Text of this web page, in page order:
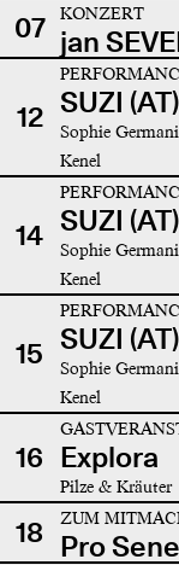
07
KONZERT
jan
12 SUZI (AT)
Sophie
Kenel
14 SUZI (AT)
Sophie
Kenel
15 SUZI (AT)
Sophie
Kenel
16 Explora
Pilze & Kräuter
18 ZUM
Pro